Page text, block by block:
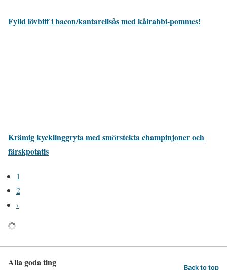
Fylld lövbiff i bacon/kantarellsås med kålrabbi-pommes!
Krämig kycklinggryta med smörstekta champinjoner och
färskpotatis
1
2
›
Alla goda ting Back to top